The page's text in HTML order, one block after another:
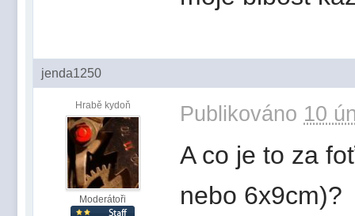
jenda1250
Hrabě kydoň
Moderátoři
Publikováno 10
A co je to za
nebo 6x9cm)?